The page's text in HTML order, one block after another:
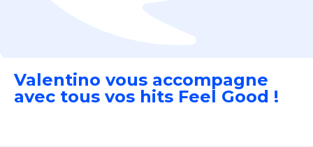
Valentino vous accompagne
avec tous vos hits Feel Good !